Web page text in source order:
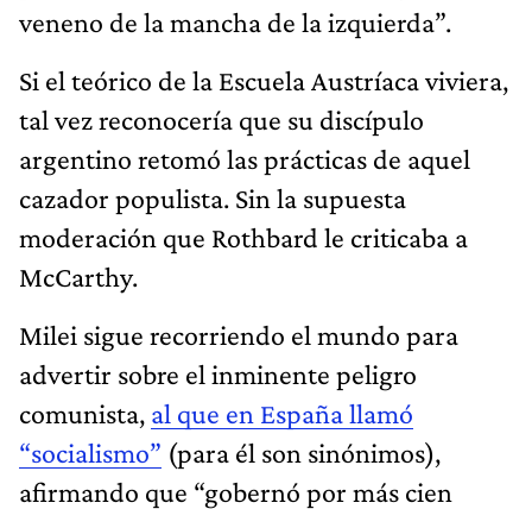
veneno de la mancha de la izquierda”.
Si el teórico de la Escuela Austríaca viviera,
tal vez reconocería que su discípulo
argentino retomó las prácticas de aquel
cazador populista. Sin la supuesta
moderación que Rothbard le criticaba a
McCarthy.
Milei sigue recorriendo el mundo para
advertir sobre el inminente peligro
comunista, al que en España llamó
“socialismo” (para él son sinónimos),
afirmando que “gobernó por más cien